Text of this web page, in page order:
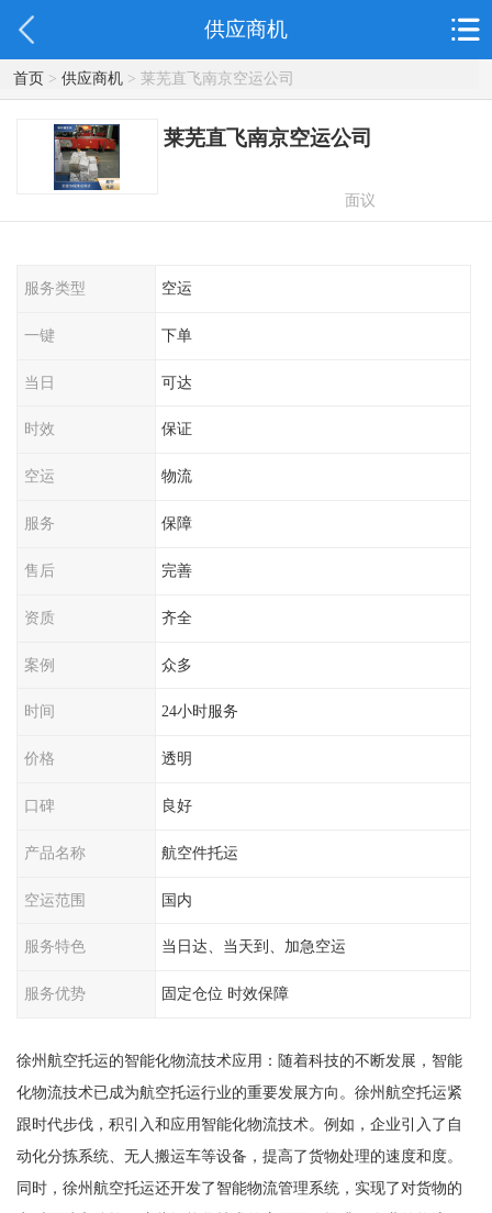
供应商机
首页> 供应商机> 莱芜直飞南京空运公司
莱芜直飞南京空运公司
面议
服务类型 空运
一键 下单
当日 可达
时效 保证
空运 物流
服务 保障
售后 完善
资质 齐全
案例 众多
时间 24小时服务
价格 透明
口碑 良好
产品名称 航空件托运
空运范围 国内
服务特色 当日达、当天到、加急空运
服务优势 固定仓位 时效保障
徐州航空托运的智能化物流技术应用：随着科技的不断发展，智能
化物流技术已成为航空托运行业的重要发展方向。徐州航空托运紧
跟时代步伐，积引入和应用智能化物流技术。例如，企业引入了自
动化分拣系统、无人搬运车等设备，提高了货物处理的速度和度。
同时，徐州航空托运还开发了智能物流管理系统，实现了对货物的